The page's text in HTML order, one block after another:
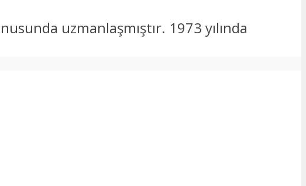
uzmanlaşmıştır. 1973 yılında